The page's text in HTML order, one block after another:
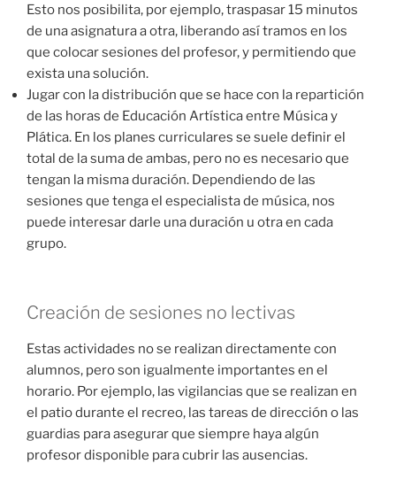
Esto nos posibilita, por ejemplo, traspasar 15 minutos
de una asignatura a otra, liberando así tramos en los
que colocar sesiones del profesor, y permitiendo que
exista una solución.
Jugar con la distribución que se hace con la repartición
de las horas de Educación Artística entre Música y
Plática. En los planes curriculares se suele definir el
total de la suma de ambas, pero no es necesario que
tengan la misma duración. Dependiendo de las
sesiones que tenga el especialista de música, nos
puede interesar darle una duración u otra en cada
grupo.
Creación de sesiones no lectivas
Estas actividades no se realizan directamente con
alumnos, pero son igualmente importantes en el
horario. Por ejemplo, las vigilancias que se realizan en
el patio durante el recreo, las tareas de dirección o las
guardias para asegurar que siempre haya algún
profesor disponible para cubrir las ausencias.